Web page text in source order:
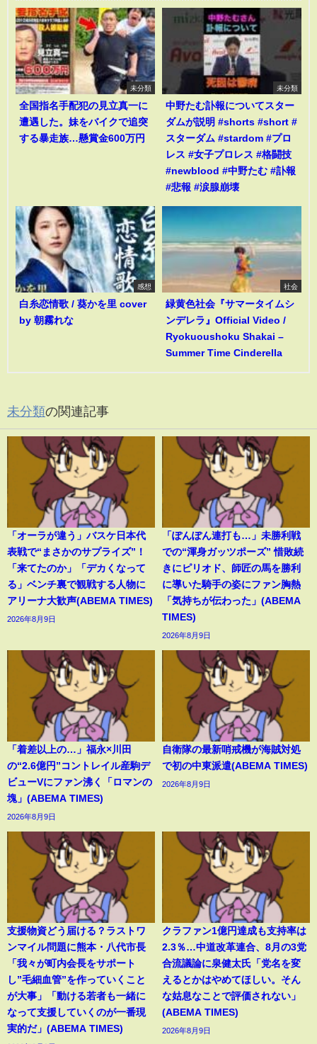
未分類
全国指名手配犯の見立真一に
遭遇した。妹をバイクで追突
する暴走族…懸賞金600万円
未分類
中野たむ訃報についてスター
ダムが説明 #shorts #short #
スターダム #stardom #プロ
レス #女子プロレス #格闘技
#newblood #中野たむ #訃報
#悲報 #涙腺崩壊
感想
白糸恋情歌 / 葵かを里 cover
by 朝霧れな
社会
緑黄色社会『サマータイムシ
ンデレラ』Official Video /
Ryokuoushoku Shakai –
Summer Time Cinderella
未分類の関連記事
「オーラが違う」バスケ日本代
表戦で“まさかのサプライズ”！
「来てたのか」「デカくなって
る」ベンチ裏で観戦する人物に
アリーナ大歓声(ABEMA TIMES)
2026年8月9日
「ぽんぽん連打も…」未勝利戦
での“渾身ガッツポーズ” 惜敗続
きにピリオド、師匠の馬を勝利
に導いた騎手の姿にファン胸熱
「気持ちが伝わった」(ABEMA
TIMES)
2026年8月9日
「着差以上の…」福永×川田
の“2.6億円”コントレイル産駒デ
ビューVにファン沸く「ロマンの
塊」(ABEMA TIMES)
2026年8月9日
自衛隊の最新哨戒機が海賊対処
で初の中東派遣(ABEMA TIMES)
2026年8月9日
支援物資どう届ける？ラストワ
ンマイル問題に熊本・八代市長
「我々が町内会長をサポート
し”毛細血管”を作っていくこと
が大事」「動ける若者も一緒に
なって支援していくのが一番現
実的だ」(ABEMA TIMES)
クラファン1億円達成も支持率は
2.3％…中道改革連合、8月の3党
合流議論に泉健太氏「党名を変
えるとかはやめてほしい。そん
な姑息なことで評価されない」
(ABEMA TIMES)
2026年8月9日